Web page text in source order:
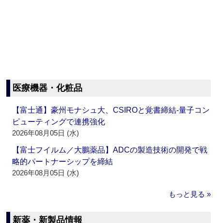
医療機器・化粧品
【富士通】豪州モナシュ大、CSIROと覚書締結‐量子コン
ピューティングで連携強化
2026年08月05日 (水)
【富士フイルム／大鵬薬品】ADCの製造技術の開発で戦
略的パートナーシップを締結
2026年08月05日 (水)
もっと見る »
新薬・新製品情報